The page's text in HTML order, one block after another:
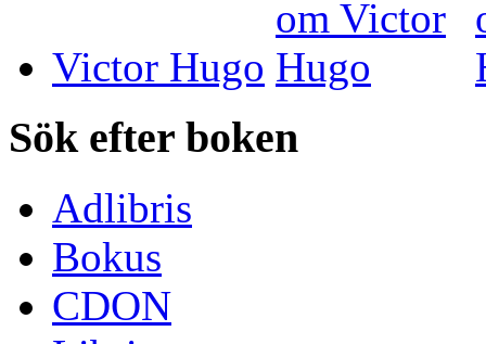
Victor Hugo
Sök efter boken
Adlibris
Bokus
CDON